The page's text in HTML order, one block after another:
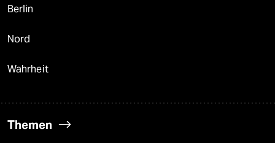
Berlin
Nord
Wahrheit
Themen